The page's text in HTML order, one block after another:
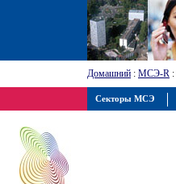
Домашний : МСЭ-R :
Секторы МСЭ